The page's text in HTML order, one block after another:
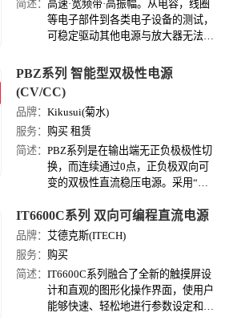
简述：高速·宽频带·高振幅。从电容，线圈
等电子部件到各类电子设备的测试，
可稳定驱动其他电源与放大器无法对
于医疗，生物科技等尖端的研究领
域。
PBZ系列 智能型双极性电源
(CV/CC)
品牌：Kikusui(菊水)
服务： 购买 租赁
简述：PBZ系列是在输出端无正负极极性切
换，而连续通过0点，正负极双向可
变的双极性直流稳压电源。采用“开
了轻量化，也实现低脉动低噪声与高
速响应。
IT6600C系列 双向可编程直流电源
品牌：艾德克斯(ITECH)
服务： 购买
简述：IT6600C系列融合了全新的触摸屏设
计和直观的图形化操作界面，使用户
能够快速、轻松地进行参数设定和波